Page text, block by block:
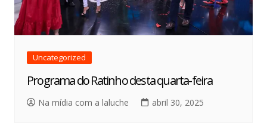
Uncategorized
Programa do Ratinho desta quarta-feira
Na mídia com a laluche abril 30, 2025